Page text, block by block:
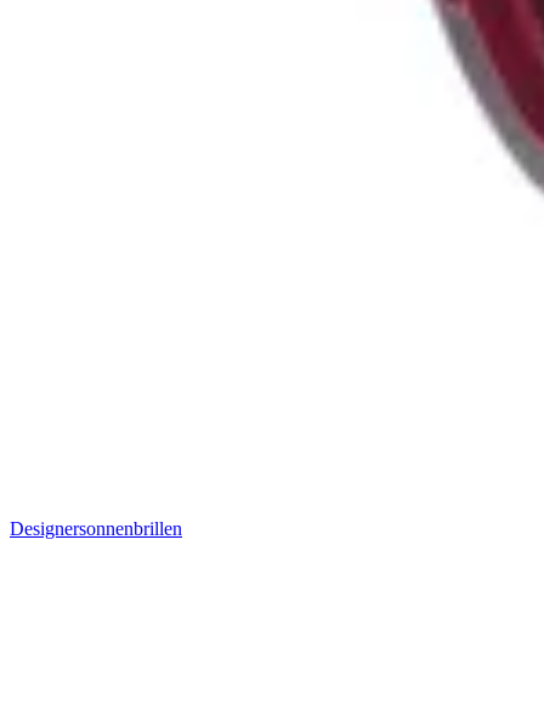
Designersonnenbrillen